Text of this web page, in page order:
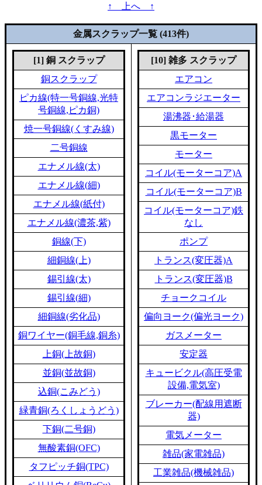
↑ 上へ ↑
金属スクラップ一覧 (413件)
[1] 銅 スクラップ
銅スクラップ
ピカ線(特一号銅線,光特
号銅線,ピカ銅)
焼一号銅線(くすみ線)
二号銅線
エナメル線(太)
エナメル線(細)
エナメル線(紙付)
エナメル線(濃茶,紫)
銅線(下)
細銅線(上)
錫引線(太)
錫引線(細)
細銅線(劣化品)
銅ワイヤー(銅毛線,銅糸)
上銅(上故銅)
並銅(並故銅)
込銅(こみどう)
緑青銅(ろくしょうどう)
下銅(二号銅)
無酸素銅(OFC)
タフピッチ銅(TPC)
[10] 雑多 スクラップ
エアコン
エアコンラジエーター
湯沸器･給湯器
黒モーター
モーター
コイル(モーターコア)A
コイル(モーターコア)B
コイル(モーターコア)鉄
なし
ポンプ
トランス(変圧器)A
トランス(変圧器)B
チョークコイル
偏向ヨーク(偏光ヨーク)
ガスメーター
安定器
キュービクル(高圧受電
設備,電気室)
ブレーカー(配線用遮断
器)
電気メーター
雑品(家電雑品)
工業雑品(機械雑品)